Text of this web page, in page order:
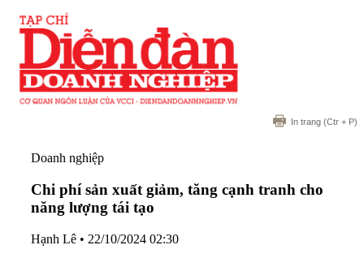
In trang (Ctr + P)
Doanh nghiệp
Chi phí sản xuất giảm, tăng cạnh tranh cho
năng lượng tái tạo
Hạnh Lê • 22/10/2024 02:30